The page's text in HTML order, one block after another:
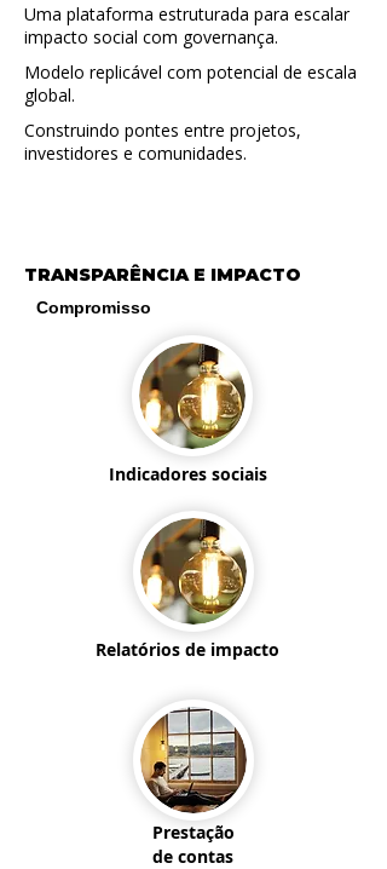
Uma plataforma estruturada para escalar
impacto social com governança.
Modelo replicável com potencial de escala
global.
Construindo pontes entre projetos,
investidores e comunidades.
TRANSPARÊNCIA E IMPACTO
Compromisso
Indicadores sociais
Relatórios de impacto
Prestação
de contas